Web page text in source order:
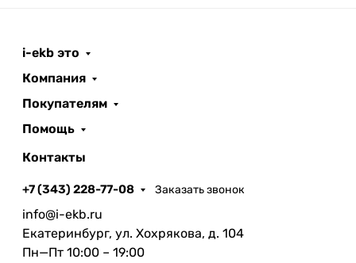
i-ekb это
Компания
Покупателям
Помощь
Контакты
+7 (343) 228-77-08 Заказать звонок
info@i-ekb.ru
Екатеринбург, ул. Хохрякова, д. 104
Пн—Пт 10:00 – 19:00